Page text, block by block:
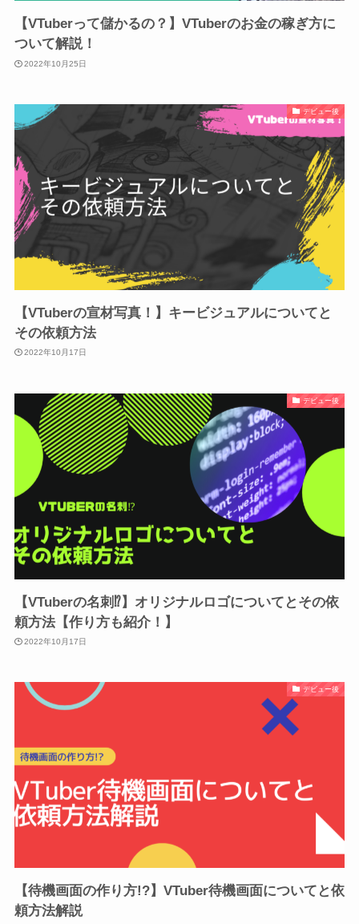
【VTuberって儲かるの？】VTuberのお金の稼ぎ方に
ついて解説！
2022年10月25日
デビュー後
【VTuberの宣材写真！】キービジュアルについてと
その依頼方法
2022年10月17日
デビュー後
【VTuberの名刺⁉️】オリジナルロゴについてとその依
頼方法【作り方も紹介！】
2022年10月17日
デビュー後
【待機画面の作り方!?】VTuber待機画面についてと依
頼方法解説